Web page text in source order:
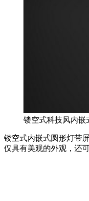
镂空式科技风内嵌
镂空式内嵌式圆形灯带
仅具有美观的外观，还